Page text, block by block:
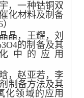
，一种钴铜双
化材料及制备
晶，王耀，刘
的制备及其
中的应用
，赵亚若，李
制备方法及其
化领域的应用